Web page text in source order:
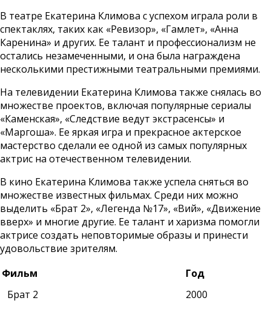
В театре Екатерина Климова с успехом играла роли в
спектаклях, таких как «Ревизор», «Гамлет», «Анна
Каренина» и других. Ее талант и профессионализм не
остались незамеченными, и она была награждена
несколькими престижными театральными премиями.
На телевидении Екатерина Климова также снялась во
множестве проектов, включая популярные сериалы
«Каменская», «Следствие ведут экстрасенсы» и
«Маргоша». Ее яркая игра и прекрасное актерское
мастерство сделали ее одной из самых популярных
актрис на отечественном телевидении.
В кино Екатерина Климова также успела сняться во
множестве известных фильмах. Среди них можно
выделить «Брат 2», «Легенда №17», «Вий», «Движение
вверх» и многие другие. Ее талант и харизма помогли
актрисе создать неповторимые образы и принести
удовольствие зрителям.
Фильм
Год
Брат 2
2000